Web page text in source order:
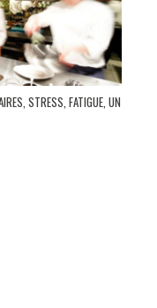
STRESS, FATIGUE, UN